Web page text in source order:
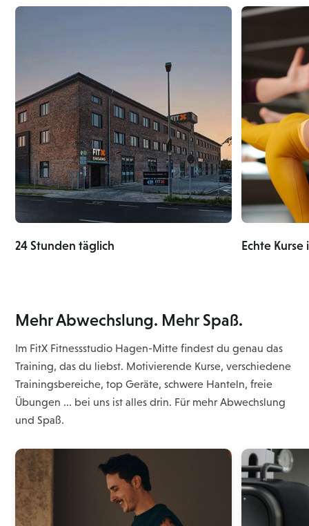
24 Stunden täglich Echte Kurse
Mehr Abwechslung. Mehr Spaß.
Im FitX Fitnessstudio Hagen-Mitte findest du genau das
Training, das du liebst. Motivierende Kurse, verschiedene
Trainingsbereiche, top Geräte, schwere Hanteln, freie
Übungen ... bei uns ist alles drin. Für mehr Abwechslung
und Spaß.